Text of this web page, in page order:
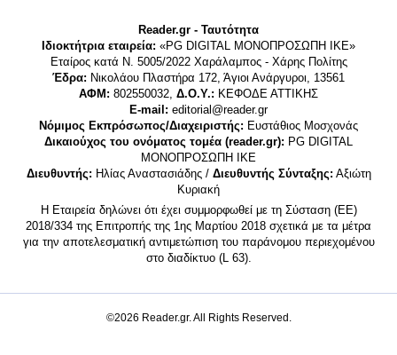
Reader.gr - Ταυτότητα
Ιδιοκτήτρια εταιρεία: «PG DIGITAL MONΟΠΡΟΣΩΠΗ ΙΚΕ»
Εταίρος κατά Ν. 5005/2022 Χαράλαμπος - Χάρης Πολίτης
Έδρα: Νικολάου Πλαστήρα 172, Άγιοι Ανάργυροι, 13561
ΑΦΜ: 802550032, Δ.Ο.Υ.: ΚΕΦΟΔΕ ΑΤΤΙΚΗΣ
E-mail: editorial@reader.gr
Νόμιμος Εκπρόσωπος/Διαχειριστής: Ευστάθιος Μοσχονάς
Δικαιούχος του ονόματος τομέα (reader.gr): PG DIGITAL
MONΟΠΡΟΣΩΠΗ ΙΚΕ
Διευθυντής: Ηλίας Αναστασιάδης / Διευθυντής Σύνταξης: Αξιώτη
Κυριακή
Η Εταιρεία δηλώνει ότι έχει συμμορφωθεί με τη Σύσταση (ΕΕ)
2018/334 της Επιτροπής της 1ης Μαρτίου 2018 σχετικά με τα μέτρα
για την αποτελεσματική αντιμετώπιση του παράνομου περιεχομένου
στο διαδίκτυο (L 63).
©2026 Reader.gr. All Rights Reserved.